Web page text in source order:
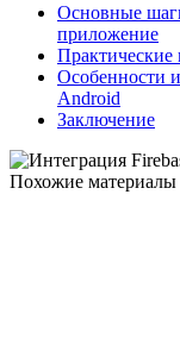
Основные
приложение
Практические
Особенности
Android
Заключение
Похожие материалы